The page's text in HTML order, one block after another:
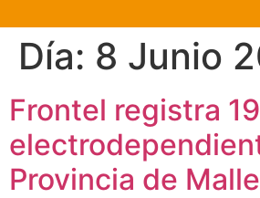
Día: 8 Junio
Frontel registra
Provincia de